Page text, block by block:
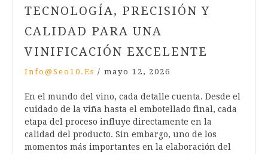
TECNOLOGÍA, PRECISIÓN Y
CALIDAD PARA UNA
VINIFICACIÓN EXCELENTE
Info@seo10.es / mayo 12, 2026
En el mundo del vino, cada detalle cuenta. Desde el
cuidado de la viña hasta el embotellado final, cada
etapa del proceso influye directamente en la
calidad del producto. Sin embargo, uno de los
momentos más importantes en la elaboración del